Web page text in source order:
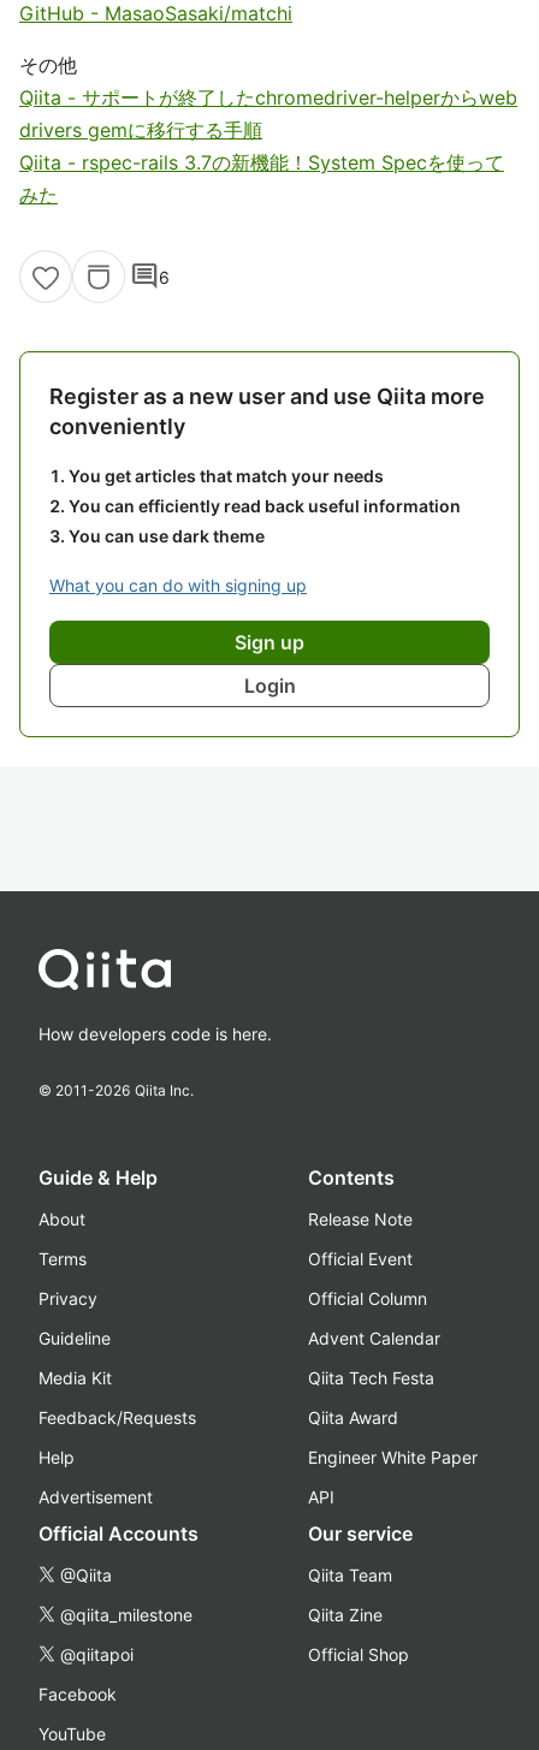
GitHub - MasaoSasaki/matchi
その他
Qiita - サポートが終了したchromedriver-helperからweb
drivers gemに移行する手順
Qiita - rspec-rails 3.7の新機能！System Specを使って
みた
comment6
Register as a new user and use Qiita more
conveniently
You get articles that match your needs
You can efficiently read back useful information
You can use dark theme
What you can do with signing up
Sign up
Login
How developers code is here.
© 2011-2026 Qiita Inc.
Guide & Help
About
Terms
Privacy
Guideline
Media Kit
Feedback/Requests
Help
Advertisement
Contents
Release Note
Official Event
Official Column
Advent Calendar
Qiita Tech Festa
Qiita Award
Engineer White Paper
API
Official Accounts
@Qiita
@qiita_milestone
@qiitapoi
Facebook
YouTube
Our service
Qiita Team
Qiita Zine
Official Shop